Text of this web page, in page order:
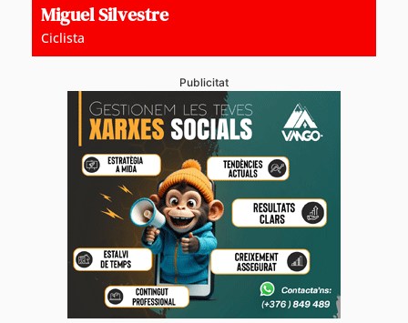
Miguel Silvestre
Ciclista
Publicitat